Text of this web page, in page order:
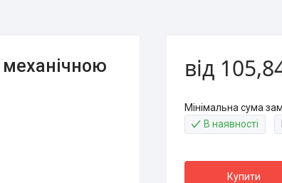
від
Мінімальна сума
В наявності
Купити